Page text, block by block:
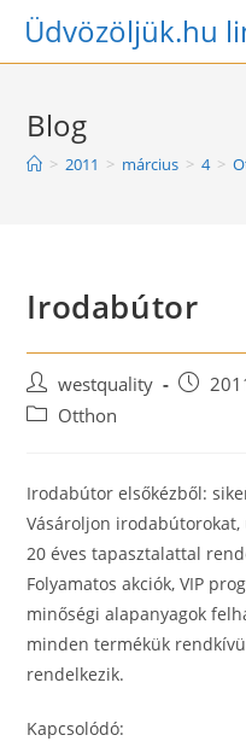
SkipÜdvözöljük.hu
Blog
> 2011 > március > 4 >
Irodabútor
Post
author:
westquality
Post
PostOtthon
Irodabútor elsőkézből:
Vásároljon
20 éves tapasztalattal
Folyamatos akciók, VIP
minőségi alapanyagok
minden termékük
rendelkezik.
Kapcsolódó: